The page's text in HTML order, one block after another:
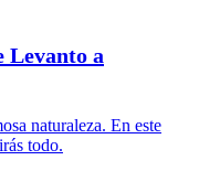
Levanto a
naturaleza. En este
todo.